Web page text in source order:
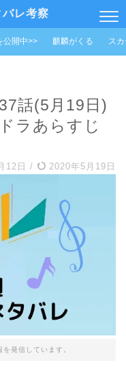
レ考察
公開中>> 麒麟がくる ス
話(5月19日)
ラあらすじ
12日 / 2020年5月19日
発信しています。